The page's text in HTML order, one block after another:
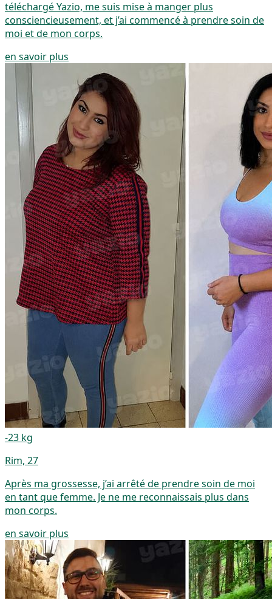
téléchargé Yazio, me suis mise à manger plus
consciencieusement, et j’ai commencé à prendre soin de
moi et de mon corps.
en savoir plus
-23 kg
Rim, 27
Après ma grossesse, j’ai arrêté de prendre soin de moi
en tant que femme. Je ne me reconnaissais plus dans
mon corps.
en savoir plus